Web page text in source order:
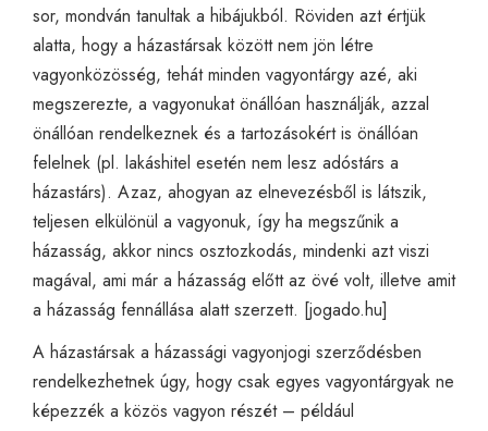
sor, mondván tanultak a hibájukból. Röviden azt értjük
alatta, hogy a házastársak között nem jön létre
vagyonközösség, tehát minden vagyontárgy azé, aki
megszerezte, a vagyonukat önállóan használják, azzal
önállóan rendelkeznek és a tartozásokért is önállóan
felelnek (pl. lakáshitel esetén nem lesz adóstárs a
házastárs). Azaz, ahogyan az elnevezésből is látszik,
teljesen elkülönül a vagyonuk, így ha megszűnik a
házasság, akkor nincs osztozkodás, mindenki azt viszi
magával, ami már a házasság előtt az övé volt, illetve amit
a házasság fennállása alatt szerzett. [jogado.hu]
A házastársak a házassági vagyonjogi szerződésben
rendelkezhetnek úgy, hogy csak egyes vagyontárgyak ne
képezzék a közös vagyon részét – például